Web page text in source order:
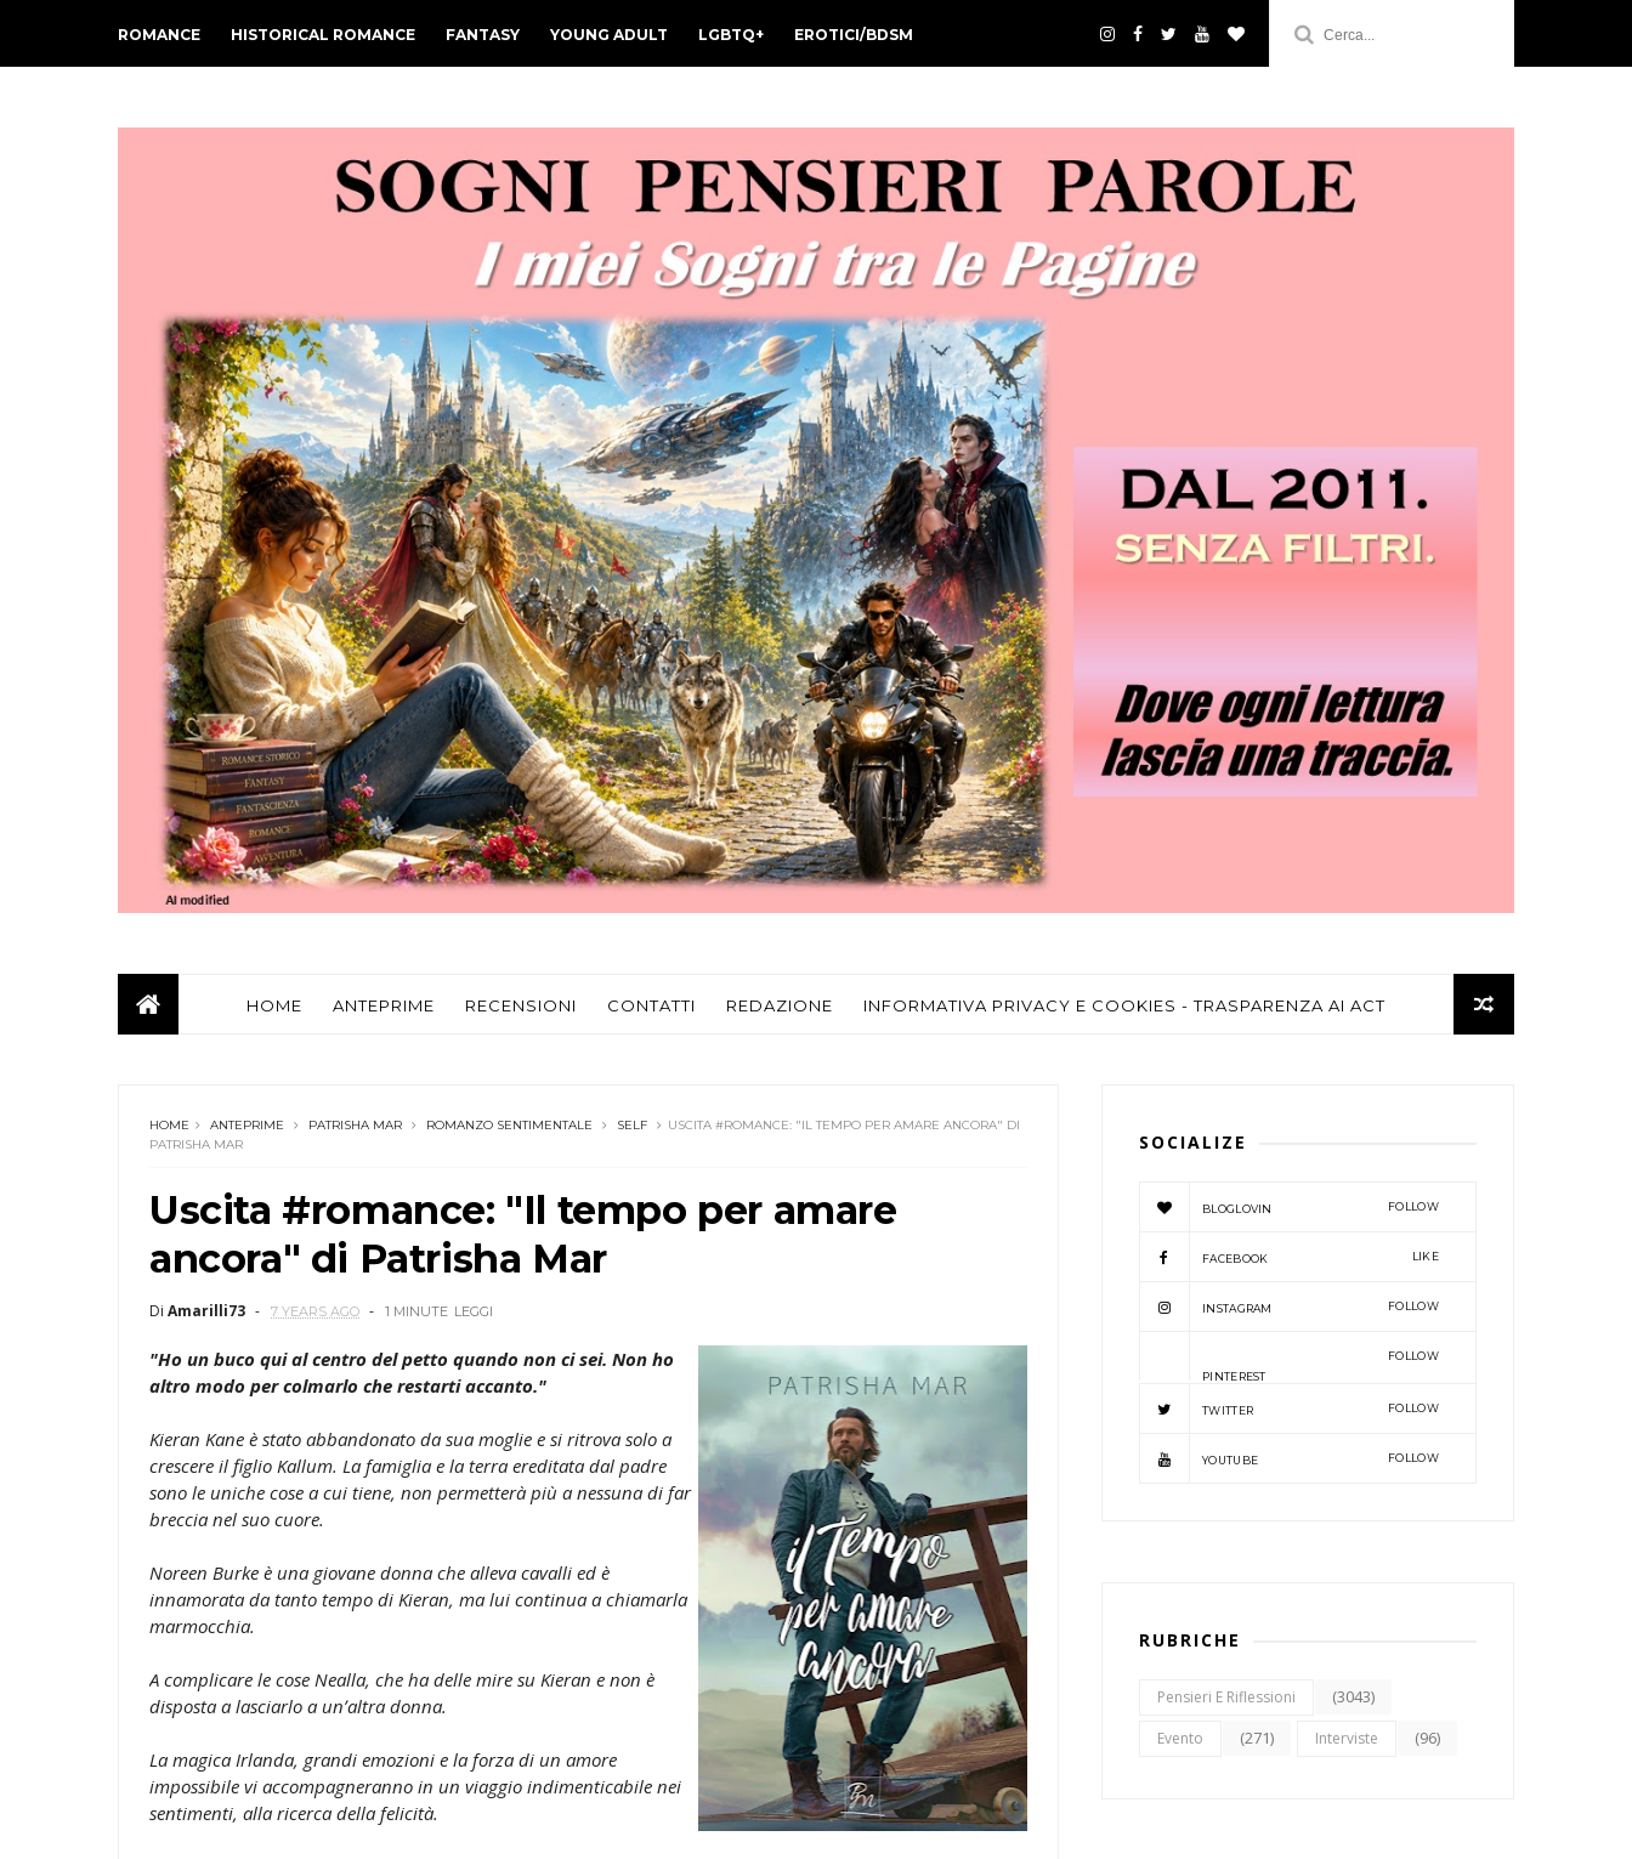
ROMANCE HISTORICAL ROMANCE FANTASY YOUNG ADULT LGBTQ+ EROTICI/BDSM
HOME ANTEPRIME RECENSIONI CONTATTI REDAZIONE INFORMATIVA PRIVACY E COOKIES - TRASPARENZA AI ACT
HOME ANTEPRIME PATRISHA MAR ROMANZO SENTIMENTALE SELF
USCITA #ROMANCE: "IL TEMPO PER AMARE ANCORA" DI
PATRISHA MAR
Uscita #romance: "Il tempo per amare
ancora" di Patrisha Mar
Di Amarilli73 7 YEARS AGO 1 MINUTE LEGGI
"Ho un buco qui al centro del petto quando non ci sei. Non ho
altro modo per colmarlo che restarti accanto."
Kieran Kane è stato abbandonato da sua moglie e si ritrova solo a
crescere il figlio Kallum. La famiglia e la terra ereditata dal padre
sono le uniche cose a cui tiene, non permetterà più a nessuna di far
breccia nel suo cuore.
Noreen Burke è una giovane donna che alleva cavalli ed è
innamorata da tanto tempo di Kieran, ma lui continua a chiamarla
marmocchia.
A complicare le cose Nealla, che ha delle mire su Kieran e non è
disposta a lasciarlo a unʼaltra donna.
La magica Irlanda, grandi emozioni e la forza di un amore
impossibile vi accompagneranno in un viaggio indimenticabile nei
sentimenti, alla ricerca della felicità.
SOCIALIZE
BLOGLOVIN FOLLOW
FACEBOOK LIKE
INSTAGRAM FOLLOW
PINTEREST
FOLLOW
TWITTER FOLLOW
YOUTUBE FOLLOW
RUBRICHE
Pensieri E Riflessioni (3043)
Evento (271) Interviste (96)